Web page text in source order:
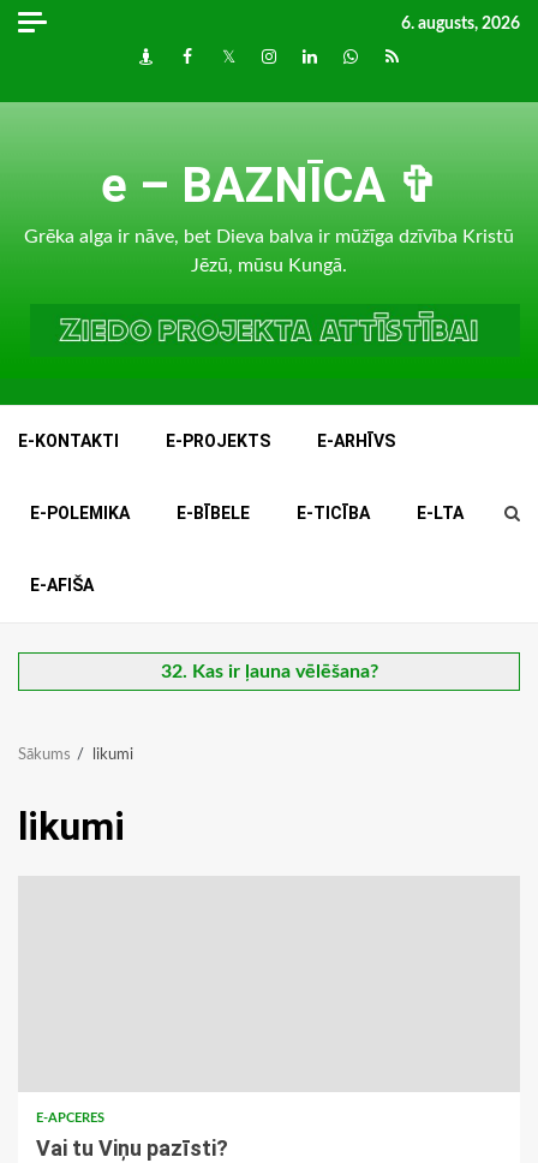
Skip
6. augusts, 2026
DraugiemFacebook
TwitterInstagram
LinkedInwhatsapp
RSS
e – BAZNĪCA ✞
Grēka alga ir nāve, bet Dieva balva ir mūžīga dzīvība Kristū
Jēzū, mūsu Kungā.
E-KONTAKTI E-PROJEKTS E-ARHĪVS
E-POLEMIKA E-BĪBELE E-TICĪBA E-LTA
E-AFIŠA
32. Kas ir ļauna vēlēšana?
Sākums likumi
likumi
E-APCERES
Vai tu Viņu pazīsti?